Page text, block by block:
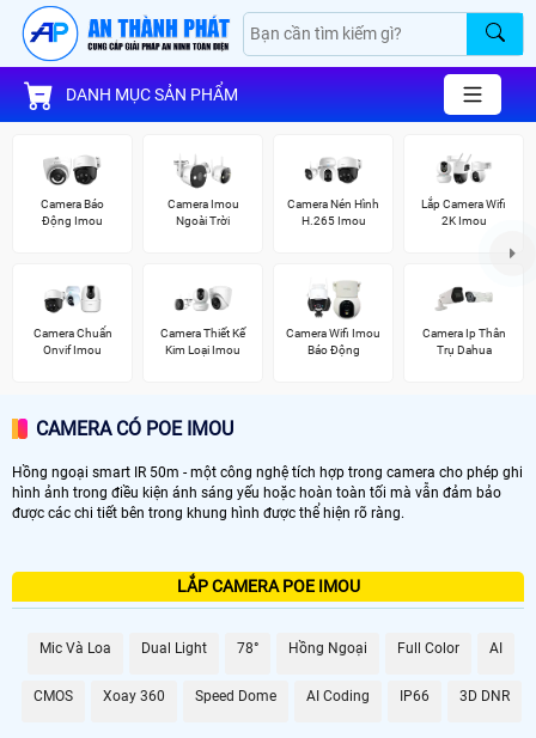
DANH MỤC SẢN PHẨM
Camera Báo
Động Imou
Camera Imou
Ngoài Trời
Camera Nén Hình
H.265 Imou
Lắp Camera Wifi
2K Imou
Camera Chuẩn
Onvif Imou
Camera Thiết Kế
Kim Loại Imou
Camera Wifi Imou
Báo Động
Camera Ip Thân
Trụ Dahua
CAMERA CÓ POE IMOU
Hồng ngoại smart IR 50m - một công nghệ tích hợp trong camera cho phép ghi
hình ảnh trong điều kiện ánh sáng yếu hoặc hoàn toàn tối mà vẫn đảm bảo
được các chi tiết bên trong khung hình được thể hiện rõ ràng.
LẮP CAMERA POE IMOU
Mic Và Loa Dual Light 78° Hồng Ngoại Full Color AI
CMOS Xoay 360 Speed Dome AI Coding IP66 3D DNR